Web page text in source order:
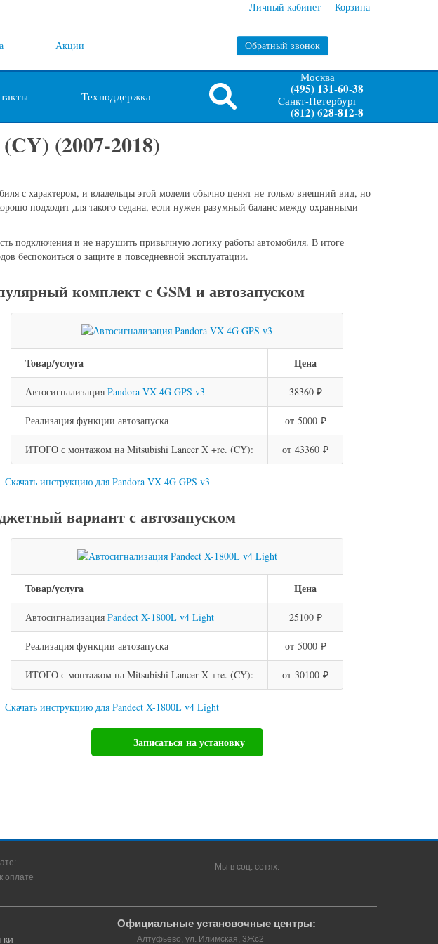
Корзина
Личный кабинет
Акции Обратный звонок
Техподдержка
Москва
(495) 131-60-38
Cанкт-Петербург
(812) 628-812-8
(2007-2018)
с характером, и владельцы этой модели обычно ценят не только внешний вид, но
подходит для такого седана, если нужен разумный баланс между охранными
подключения и не нарушить привычную логику работы автомобиля. В итоге
беспокоиться о защите в повседневной эксплуатации.
комплект с GSM и автозапуском
Товар/услуга Цена
Автосигнализация Pandora VX 4G GPS v3 38360 ₽
Реализация функции автозапуска от 5000 ₽
ИТОГО с монтажом на Mitsubishi Lancer X +re. (CY): от 43360 ₽
Скачать инструкцию для Pandora VX 4G GPS v3
вариант с автозапуском
Товар/услуга Цена
Автосигнализация Pandect X-1800L v4 Light 25100 ₽
Реализация функции автозапуска от 5000 ₽
ИТОГО с монтажом на Mitsubishi Lancer X +re. (CY): от 30100 ₽
Скачать инструкцию для Pandect X-1800L v4 Light
Записаться на установку
Мы в соц. сетях:
Официальные установочные центры:
Алтуфьево, ул. Илимская, 3Жс2